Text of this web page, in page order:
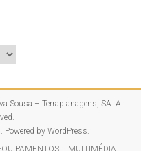
Sousa – Terraplanagens, SA. All
Powered by WordPress.
MULTIMÉDIA